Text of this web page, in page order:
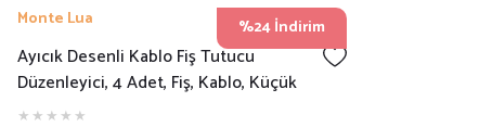
%24 İndirim
Monte Lua
Ayıcık Desenli Kablo Fiş Tutucu
Düzenleyici, 4 Adet, Fiş, Kablo, Küçük
Aksesuar Tutucu Güçlü yapıştırıcı (Ev,